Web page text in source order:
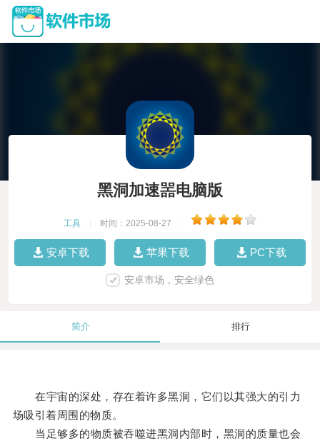
黑洞加速噐电脑版
工具 时间：2025-08-27
安卓下载 苹果下载 PC下载
安卓市场，安全绿色
简介 排行
在宇宙的深处，存在着许多黑洞，它们以其强大的引力
场吸引着周围的物质。
当足够多的物质被吞噬进黑洞内部时，黑洞的质量也会